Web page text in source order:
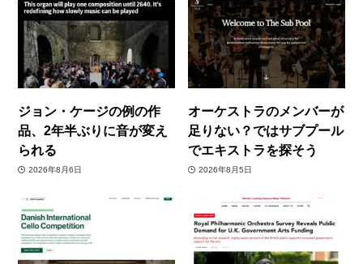
ジョン・ケージの例の作
品、2年半ぶりに音が変え
られる
2026年8月6日
オーケストラのメンバーが
足りない？ではサブプール
でエキストラを探そう
2026年8月5日